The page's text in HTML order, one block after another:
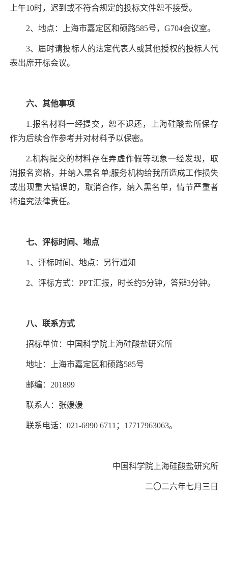
上午10时，迟到或不符合规定的投标文件恕不接受。
2、地点：上海市嘉定区和硕路585号， G704会议室。
3、届时请投标人的法定代表人或其他授权的投标人代
表出席开标会议。
六、其他事项
1.报名材料一经提交，恕不退还，上海硅酸盐所保存
作为后续合作参考并对材料予以保密。
2.机构提交的材料存在弄虚作假等现象一经发现，取
消报名资格，并纳入黑名单;服务机构给我所造成工作损失
或出现重大错误的，取消合作，纳入黑名单，情节严重者
将追究法律责任。
七、评标时间、地点
1 、评标时间、地点：另行通知
2、评标方式： PPT汇报，时长约5分钟，答辩3分钟。
八、联系方式
招标单位：中国科学院上海硅酸盐研究所
地址：上海市嘉定区和硕路585号
邮编： 201899
联系人：张媛媛
联系电话： 021-6990 6711 ； 17717963063。
中国科学院上海硅酸盐研究所
二〇二六年七月三日